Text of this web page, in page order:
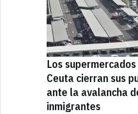
Los
Ceuta cierran sus
ante la avalancha
inmigrantes